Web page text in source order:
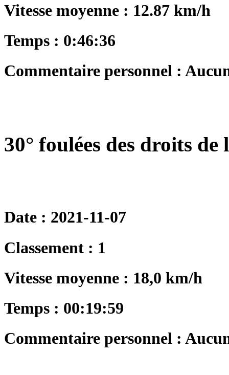
Vitesse moyenne : 12.87 km/h
Temps : 0:46:36
Commentaire personnel :
30° foulées des droits
Date : 2021-11-07
Classement : 1
Vitesse moyenne : 18,0 km/h
Temps : 00:19:59
Commentaire personnel :